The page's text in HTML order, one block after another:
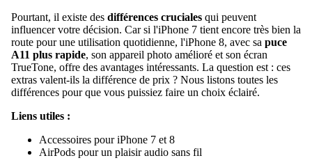
votre
Vendez
votre
Pourtant, il existe des différences cruciales qui peuvent
influencer votre décision. Car si l'iPhone 7 tient encore très bien la
route pour une utilisation quotidienne, l'iPhone 8, avec sa puce
A11 plus rapide, son appareil photo amélioré et son écran
TrueTone, offre des avantages intéressants. La question est : ces
extras valent-ils la différence de prix ? Nous listons toutes les
différences pour que vous puissiez faire un choix éclairé.
Liens utiles :
Accessoires pour iPhone 7 et 8
AirPods pour un plaisir audio sans fil